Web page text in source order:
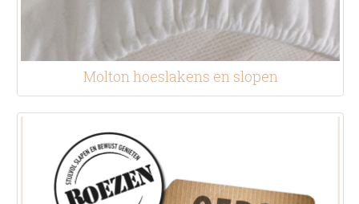
Molton hoeslakens en slopen